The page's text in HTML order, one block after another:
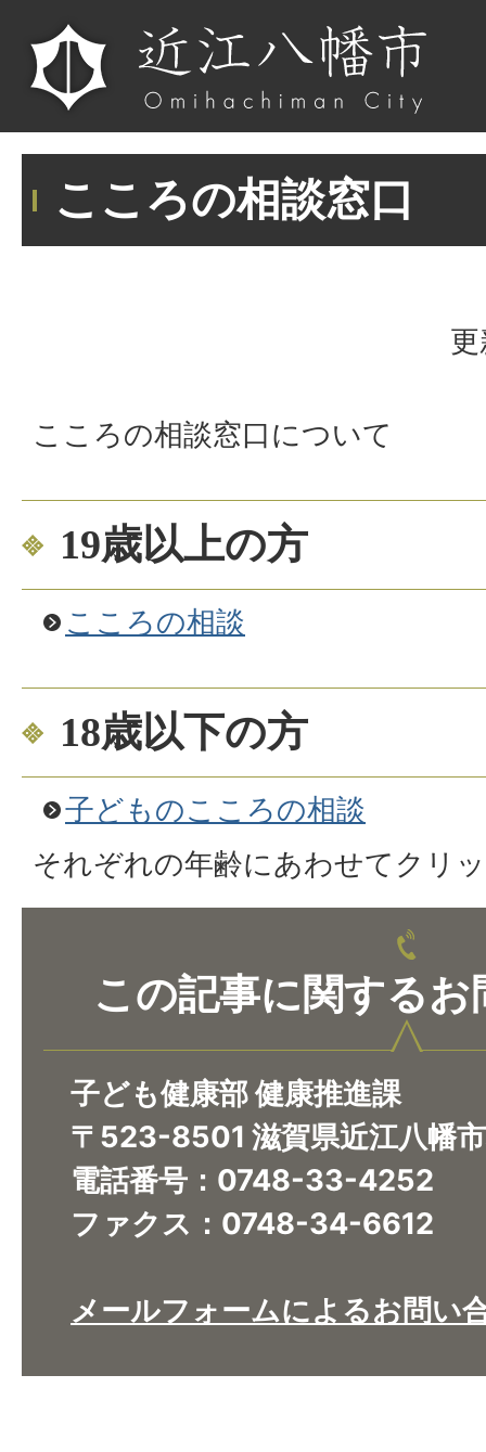
こころの相談窓口
こころの相談窓口について
19歳以上の方
こころの相談
18歳以下の方
子どものこころの相談
それぞれの年齢にあわせてクリ
この記事に関するお
子ども健康部 健康推進課
〒523-8501 滋賀県近江八幡
電話番号：0748-33-4252
ファクス：0748-34-6612
メールフォームによるお問い